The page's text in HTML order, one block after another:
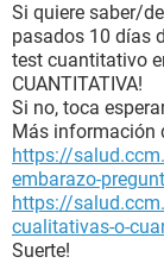
Si quiere saber/
pasados 10 días
test cuantitativo
CUANTITATIVA!
Si no, toca
Más información
https://
embarazo-
https://
cualitativas-o-
Suerte!